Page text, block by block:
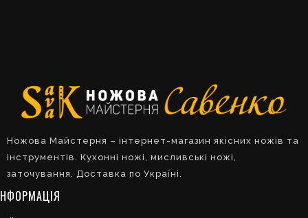
Ножова Майстерня – інтернет-магазин якісних ножів та
інструментів. Кухонні ножі, мисливські ножі,
заточування. Доставка по Україні.